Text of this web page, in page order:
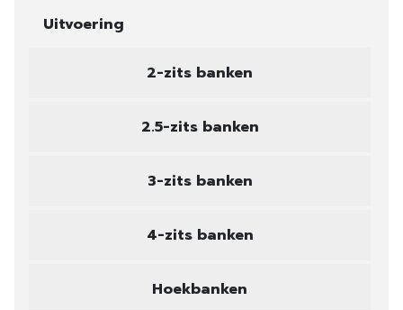
Uitvoering
2-zits banken
2.5-zits banken
3-zits banken
4-zits banken
Hoekbanken